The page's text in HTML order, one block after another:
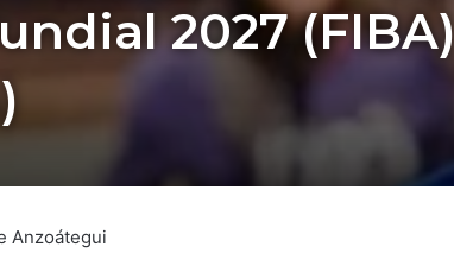
2027 (FIBA)
Anzoátegui